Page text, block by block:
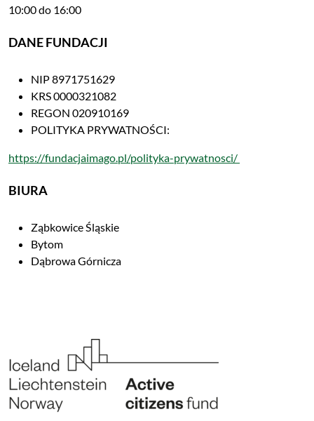
10:00 do 16:00
DANE FUNDACJI
NIP 8971751629
KRS 0000321082
REGON 020910169
POLITYKA PRYWATNOŚCI:
https://fundacjaimago.pl/polityka-prywatnosci/
BIURA
Ząbkowice Śląskie
Bytom
Dąbrowa Górnicza